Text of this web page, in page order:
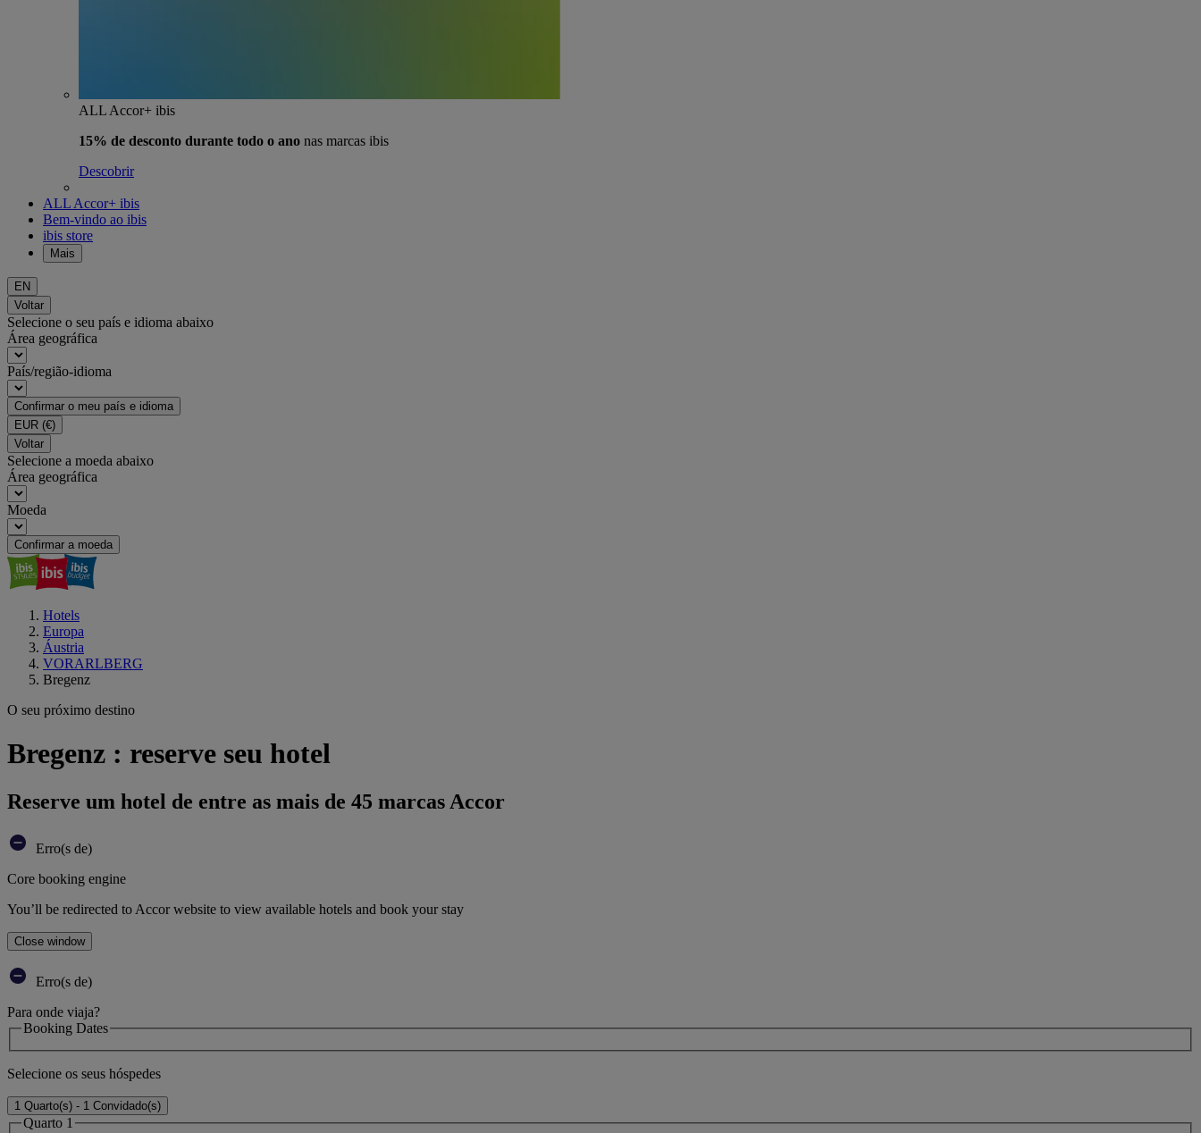
ALL Accor+ ibis
15% de desconto durante todo o ano nas marcas ibis
Descobrir
ALL Accor+ ibis
Bem-vindo ao ibis
ibis store
Mais
EN
Voltar
Selecione o seu país e idioma abaixo
Área geográfica
País/região-idioma
Confirmar o meu país e idioma
EUR (€)
Voltar
Selecione a moeda abaixo
Área geográfica
Moeda
Confirmar a moeda
Hotels
Europa
Áustria
VORARLBERG
Bregenz
O seu próximo destino
Bregenz : reserve seu hotel
Reserve um hotel de entre as mais de 45 marcas Accor
Erro(s de)
Core booking engine
You’ll be redirected to Accor website to view available hotels and book your stay
Close window
Erro(s de)
Para onde viaja?
Booking Dates
Selecione os seus hóspedes
1 Quarto(s) - 1 Convidado(s)
Quarto 1